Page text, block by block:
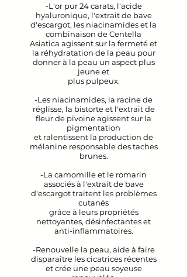
-L'or pur 24 carats, l'acide
hyaluronique, l'extrait de bave
d'escargot, les niacinamides et la
combinaison de Centella
Asiatica agissent sur la fermeté et
la réhydratation de la peau pour
donner à la peau un aspect plus
jeune et
plus pulpeux.
-Les niacinamides, la racine de
réglisse, la bistorte et l'extrait de
fleur de pivoine agissent sur la
pigmentation
et ralentissent la production de
mélanine responsable des taches
brunes.
-La camomille et le romarin
associés à l'extrait de bave
d'escargot traitent les problèmes
cutanés
grâce à leurs propriétés
nettoyantes, désinfectantes et
anti-inflammatoires.
-Renouvelle la peau, aide à faire
disparaître les cicatrices récentes
et crée une peau soyeuse